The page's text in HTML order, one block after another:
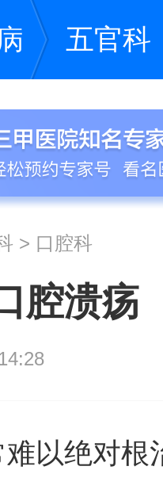
五官科
> 口腔科
腔溃疡
以绝对根